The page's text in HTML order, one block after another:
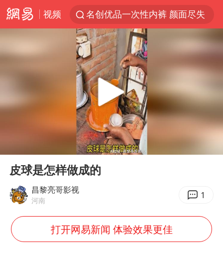
视频
名创优品一次性内裤 颜面尽失
四川宜宾3.4级地震
伊斯兰版北约来了吗
云南一地村民过火把节意外灼伤16人
香港宏福苑火灾或由烟头引起
网约车司机充电时猝死保险拒赔
浙江台州《告全体市民书》
周末打虎 宋致远被查
陕西柞水泥石流已致2死 仍有1人失联
店主称换“青海拉面”招牌后生意更好
Play
皮球是怎样做成的
昌黎亮哥影视
河南 1
打开网易新闻 体验效果更佳